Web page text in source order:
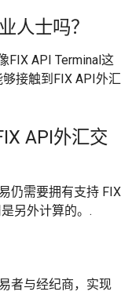
人士吗？
FIX API Terminal这
接触到FIX API外汇
API外汇交
仍需要拥有支持 FIX
另外计算的。.
者与经纪商，实现